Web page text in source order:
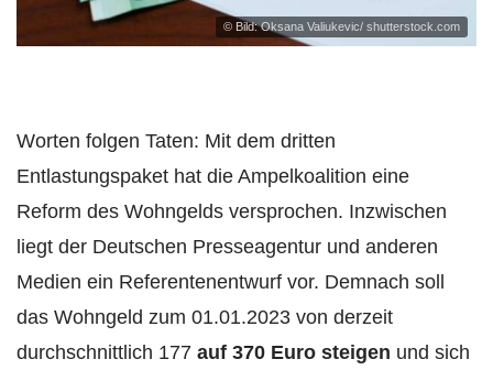
© Bild: Oksana Valiukevic/ shutterstock.com
Worten folgen Taten: Mit dem dritten
Entlastungspaket hat die Ampelkoalition eine
Reform des Wohngelds versprochen. Inzwischen
liegt der Deutschen Presseagentur und anderen
Medien ein Referentenentwurf vor. Demnach soll
das Wohngeld zum 01.01.2023 von derzeit
durchschnittlich 177 auf 370 Euro steigen und sich